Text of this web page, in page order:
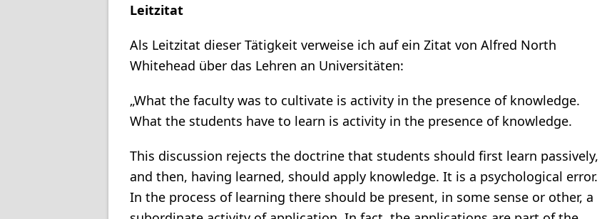
Leitzitat
Als Leitzitat dieser Tätigkeit verweise ich auf ein Zitat von Alfred North
Whitehead über das Lehren an Universitäten:
„What the faculty was to cultivate is activity in the presence of knowledge.
What the students have to learn is activity in the presence of knowledge.
This discussion rejects the doctrine that students should first learn passively,
and then, having learned, should apply knowledge. It is a psychological error.
In the process of learning there should be present, in some sense or other, a